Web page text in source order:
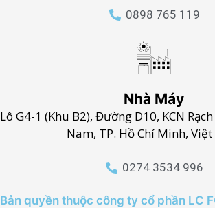
0898 765 119
Nhà Máy
Lô G4-1 (Khu B2), Đường D10, KCN
Nam, TP. Hồ Chí Minh,
0274 3534 996
Bản quyền thuộc công ty cổ phần LC